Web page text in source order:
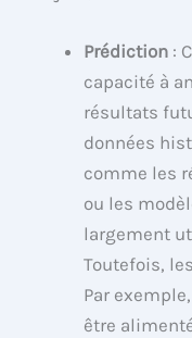
Prédiction :
capacité à
résultats
données
comme les
ou les
largement
Toutefois,
Par
être